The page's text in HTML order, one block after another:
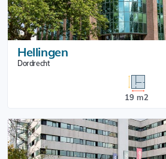
Hellingen
Dordrecht
19 m2